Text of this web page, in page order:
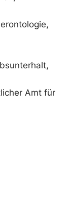
Amt für